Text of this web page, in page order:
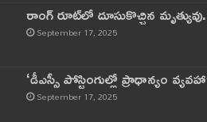
రాంగ్ రూట్‌లో దూసుకొచ్చిన
September 17, 2025
‘డీఎస్సీ పోస్టింగుల్లో ప్రాధాన్యం
September 17, 2025